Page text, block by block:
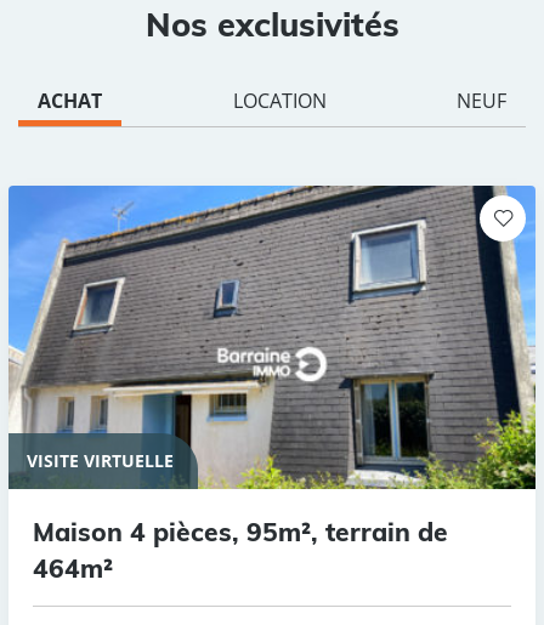
Nos exclusivités
ACHAT LOCATION NEUF
VISITE VIRTUELLE
Maison 4 pièces, 95m², terrain de
464m²